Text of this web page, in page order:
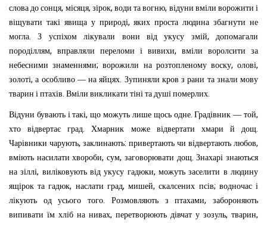
слова до сонця, місяця, зірок, води та вогню, відуни вміли ворожити і
віщувати такі явища у природі,яких проста людина збагнути не
могла.З успіхом лікували вони від укусу змій,
допомагали
породіллям, вправляли переломи і вивихи, вміли воролсити
за
небесними знаменнями;ворожили на розтопленому воску,олові,
золоті,а особливо — на яйцях. Зупиняли кров з рани та знали мову
тварин і птахів. Вміли викликати тіні та душі померлих.
Відуни бувають і такі,що можуть лише щось одне.Градівник — той,
хто відвертає град.Хмарник може відвертати хмари й дощ.
Чарівники чарують, заклинають: привертають чи відвертають любов,
вміють насилати хвороби,сум, заговорювати дощ.Знахарі знаються
на зіллі, виліковують від укусу гадюки,можуть заселити в людину
ящірок та гадюк, наслати град,мишей,скалсених псів; водночас і
лікують
од усього того. Розмовляють з птахами,забороняють
випивати їм хліб на нивах, перетворюють дівчат у зозуль, тварин,